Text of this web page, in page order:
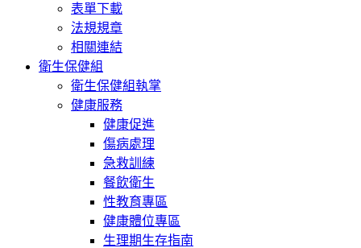
表單下載
法規規章
相關連結
衛生保健組
衛生保健組執掌
健康服務
健康促進
傷病處理
急救訓練
餐飲衛生
性教育專區
健康體位專區
生理期生存指南